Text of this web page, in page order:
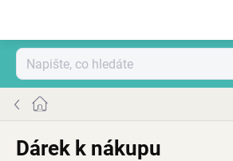
Domů
Dárek k nákupu